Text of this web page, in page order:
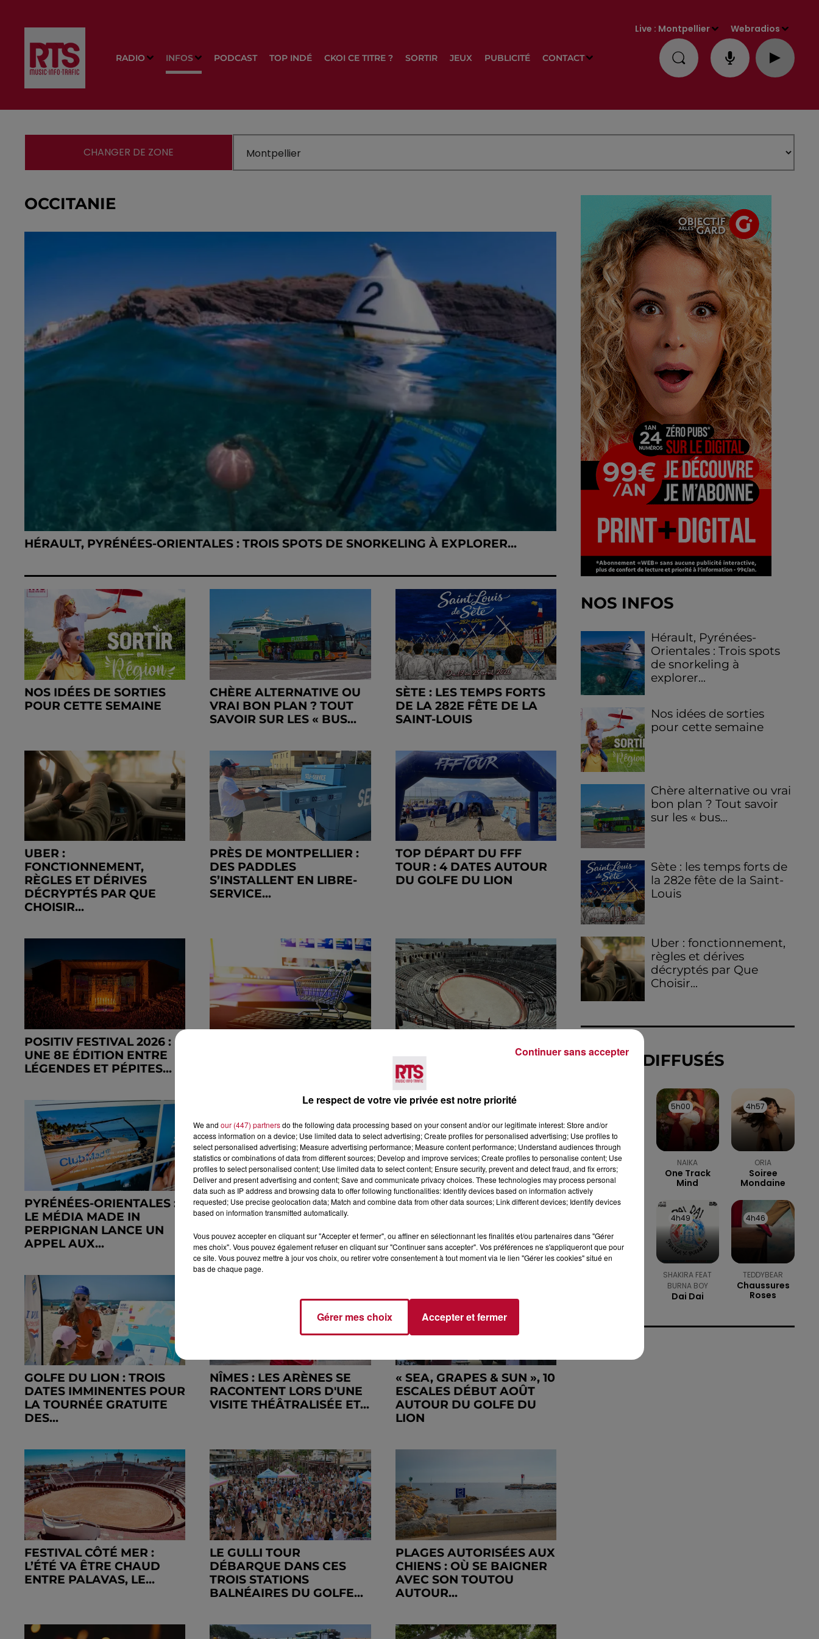
RADIO INFOS PODCAST TOP INDÉ CKOI CE TITRE ? SORTIR JEUX PUBLICITÉ CONTACT
Live : Montpellier Webradios
CHANGER DE ZONE
OCCITANIE
HÉRAULT, PYRÉNÉES-ORIENTALES : TROIS SPOTS DE SNORKELING À EXPLORER...
NOS IDÉES DE SORTIES
POUR CETTE SEMAINE
CHÈRE ALTERNATIVE OU
VRAI BON PLAN ? TOUT
SAVOIR SUR LES « BUS...
SÈTE : LES TEMPS FORTS
DE LA 282E FÊTE DE LA
SAINT-LOUIS
UBER :
FONCTIONNEMENT,
RÈGLES ET DÉRIVES
DÉCRYPTÉS PAR QUE
CHOISIR...
PRÈS DE MONTPELLIER :
DES PADDLES
S’INSTALLENT EN LIBRE-
SERVICE...
TOP DÉPART DU FFF
TOUR : 4 DATES AUTOUR
DU GOLFE DU LION
POSITIV FESTIVAL 2026 :
UNE 8E ÉDITION ENTRE
LÉGENDES ET PÉPITES...
AOÛT : LE PROGRAMME
POUR NE RIEN RATER
PYRÉNÉES-ORIENTALES :
LE MÉDIA MADE IN
PERPIGNAN LANCE UN
APPEL AUX...
QUAND L'IA IMITE VOS
PROCHES : ATTENTION À
CLONAGE...
L'ESPADRILLE SPÉCIAL
FAIT...
GOLFE DU LION : TROIS
DATES IMMINENTES POUR
LA TOURNÉE GRATUITE
DES...
NÎMES : LES ARÈNES SE
RACONTENT LORS D'UNE
VISITE THÉÂTRALISÉE ET...
« SEA, GRAPES & SUN », 10
ESCALES DÉBUT AOÛT
AUTOUR DU GOLFE DU
LION
FESTIVAL CÔTÉ MER :
L’ÉTÉ VA ÊTRE CHAUD
ENTRE PALAVAS, LE...
LE GULLI TOUR
DÉBARQUE DANS CES
TROIS STATIONS
BALNÉAIRES DU GOLFE...
PLAGES AUTORISÉES AUX
CHIENS : OÙ SE BAIGNER
AVEC SON TOUTOU
AUTOUR...
NOS INFOS
Hérault, Pyrénées-
Orientales : Trois spots
de snorkeling à
explorer...
Nos idées de sorties
pour cette semaine
Chère alternative ou vrai
bon plan ? Tout savoir
sur les « bus...
Sète : les temps forts de
la 282e fête de la Saint-
Louis
Uber : fonctionnement,
règles et dérives
décryptés par Que
Choisir...
TITRES DIFFUSÉS
FLORENT PAGNY
Si Tu Veux
M'essayer
5h00
5h00
NAIKA
One Track
Mind
4h57
4h57
ORIA
Soiree
Mondaine
4h49
4h49
SHAKIRA FEAT
BURNA BOY
Dai Dai
4h46
4h46
TEDDYBEAR
Chaussures
Roses
Le respect de votre vie privée est notre priorité
We and our (447) partnersdo the following data processing based on your consent and/or our legitimate interest: Store and/or
access information on a device; Use limited data to select advertising; Create profiles for personalised advertising; Use profiles to
select personalised advertising; Measure advertising performance; Measure content performance; Understand audiences through
statistics or combinations of data from different sources; Develop and improve services; Create profiles to personalise content; Use
profiles to select personalised content; Use limited data to select content; Ensure security, prevent and detect fraud, and fix errors;
Deliver and present advertising and content; Save and communicate privacy choices. These technologies may process personal
data such as IP address and browsing data to offer following functionalities: Identify devices based on information actively
requested; Use precise geolocation data; Match and combine data from other data sources; Link different devices; Identify devices
based on information transmitted automatically.
Vous pouvez accepter en cliquant sur "Accepter et fermer", ou affiner en sélectionnant les finalités et/ou partenaires dans "Gérer
mes choix". Vous pouvez également refuser en cliquant sur "Continuer sans accepter". Vos préférences ne s'appliqueront que pour
ce site. Vous pouvez mettre à jour vos choix, ou retirer votre consentement à tout moment via le lien "Gérer les cookies" situé en
bas de chaque page.
Gérer mes choix Accepter et fermer
Continuer sans accepter